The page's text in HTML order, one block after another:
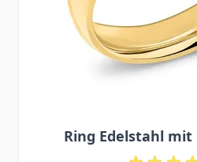
Ring Edelstahl mit